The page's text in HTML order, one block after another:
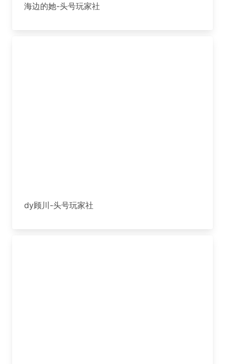
海边的她-头号玩家社
dy顾川-头号玩家社